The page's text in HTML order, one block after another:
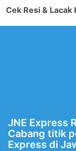
Cek Resi & Lacak
JNE Express
Cabang titik
Express di